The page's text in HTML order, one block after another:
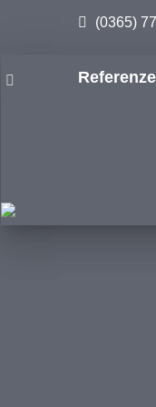
(0365)